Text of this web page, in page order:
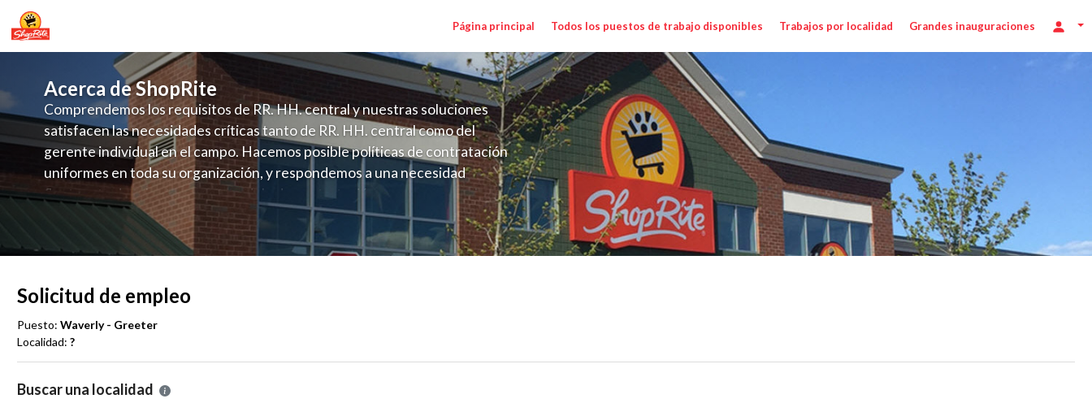
Página principal Todos los puestos de trabajo disponibles Trabajos por localidad Grandes inauguraciones
Acerca de ShopRite
Comprendemos los requisitos de RR. HH. central y nuestras soluciones
satisfacen las necesidades críticas tanto de RR. HH. central como del
gerente individual en el campo. Hacemos posible políticas de contratación
uniformes en toda su organización, y respondemos a una necesidad
fluctuante de talento con un modelo de contratación perenne para el
campo. Este enfoque respeta las necesidades estacionales de los requisitos,
locales en la dotación de, personal y las demandas operativas de la selección
y programación de candidatos locales.
Solicitud de empleo
Puesto: Waverly - Greeter
Localidad: ?
Por favor, seleccione la localidad en la que desea presentar una solicitud para el puesto de
Buscar una localidad